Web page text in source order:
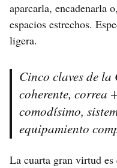
aparcarla, encadenarla
espacios estrechos.
ligera.
Cinco claves de
coherente, correa
comodísimo,
equipamiento
La cuarta gran virtud